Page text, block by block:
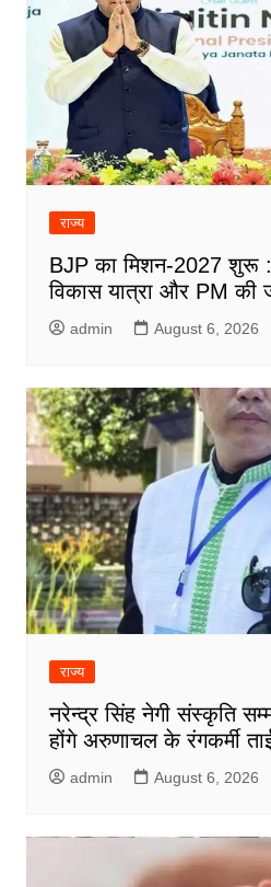
राज्य
BJP का मिशन-2027 शुरू :
विकास यात्रा और PM की
admin August 6, 2026
राज्य
नरेन्द्र सिंह नेगी संस्कृति
होंगे अरुणाचल के रंगकर्मी
admin August 6, 2026